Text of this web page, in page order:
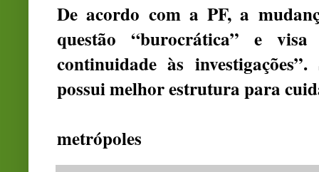
De acordo com a PF, a
questão “burocrática” e
continuidade às
possui melhor estrutura para
metrópoles